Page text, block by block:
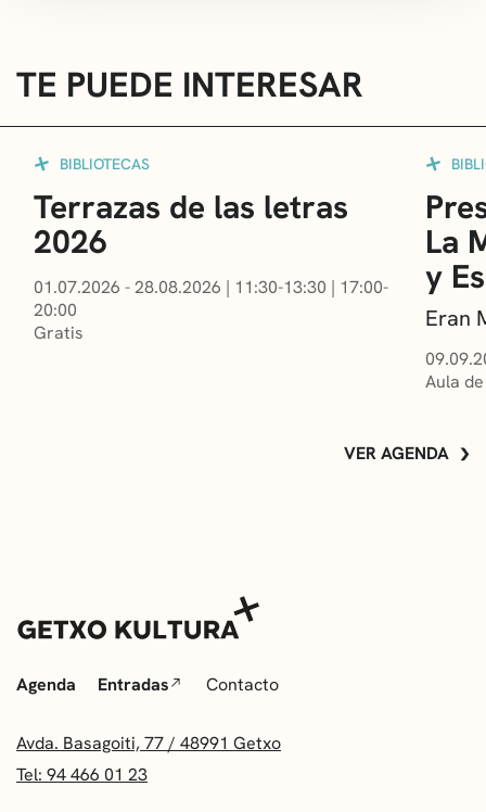
TE PUEDE INTERESAR
BIBLIOTECAS
Terrazas de las letras
2026
01.07.2026 - 28.08.2026 | 11:30-13:30 | 17:00-
20:00
Gratis
La
y
Eran
Aula
VER AGENDA
Agenda Entradas Contacto
Avda. Basagoiti, 77 / 48991 Getxo
Tel: 94 466 01 23